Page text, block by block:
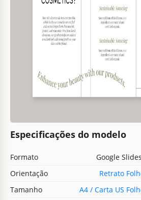
Especificações do modelo
Formato
Google
Orientação
Retrato
Tamanho
A4 / Carta US